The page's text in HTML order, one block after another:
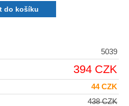
5039
394 CZK
44 CZK
438 CZK